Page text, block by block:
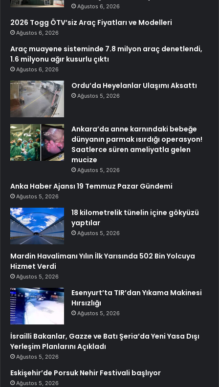
Ağustos 6, 2026
2026 Togg ÖTV’siz Araç Fiyatları ve Modelleri
Ağustos 6, 2026
Araç muayene sisteminde 7.8 milyon araç denetlendi,
1.6 milyonu ağır kusurlu çıktı
Ağustos 6, 2026
Ordu’da Heyelanlar Ulaşımı Aksattı
Ağustos 5, 2026
Ankara’da anne karnındaki bebeğe
dünyanın parmak ısırdığı operasyon!
Saatlerce süren ameliyatla gelen
mucize
Ağustos 5, 2026
Anka Haber Ajansı 19 Temmuz Pazar Gündemi
Ağustos 5, 2026
18 kilometrelik tünelin içine gökyüzü
yaptılar
Ağustos 5, 2026
Mardin Havalimanı Yılın İlk Yarısında 502 Bin Yolcuya
Hizmet Verdi
Ağustos 5, 2026
Esenyurt’ta TIR’dan Yıkama Makinesi
Hırsızlığı
Ağustos 5, 2026
İsrailli Bakanlar, Gazze ve Batı Şeria’da Yeni Yasa Dışı
Yerleşim Planlarını Açıkladı
Ağustos 5, 2026
Eskişehir’de Porsuk Nehir Festivali başlıyor
Ağustos 5, 2026